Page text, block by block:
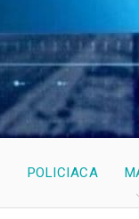
POLICIACA